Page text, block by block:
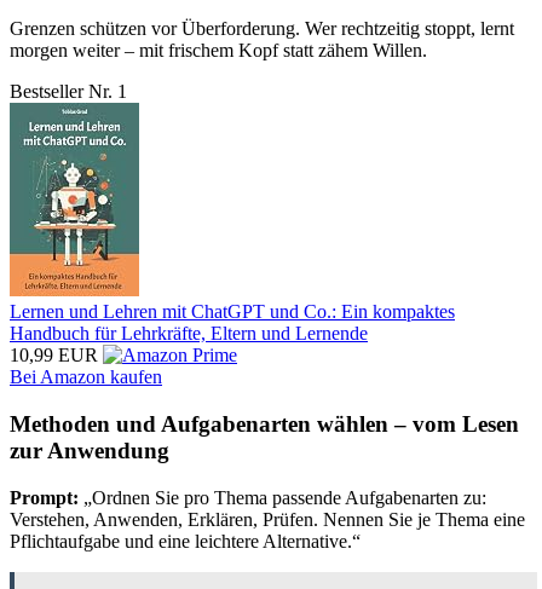
Grenzen schützen vor Überforderung. Wer rechtzeitig stoppt, lernt
morgen weiter – mit frischem Kopf statt zähem Willen.
Bestseller Nr. 1
Lernen und Lehren mit ChatGPT und Co.: Ein kompaktes
Handbuch für Lehrkräfte, Eltern und Lernende
10,99 EUR
Bei Amazon kaufen
Methoden und Aufgabenarten wählen – vom Lesen
zur Anwendung
Prompt: „Ordnen Sie pro Thema passende Aufgabenarten zu:
Verstehen, Anwenden, Erklären, Prüfen. Nennen Sie je Thema eine
Pflichtaufgabe und eine leichtere Alternative.“